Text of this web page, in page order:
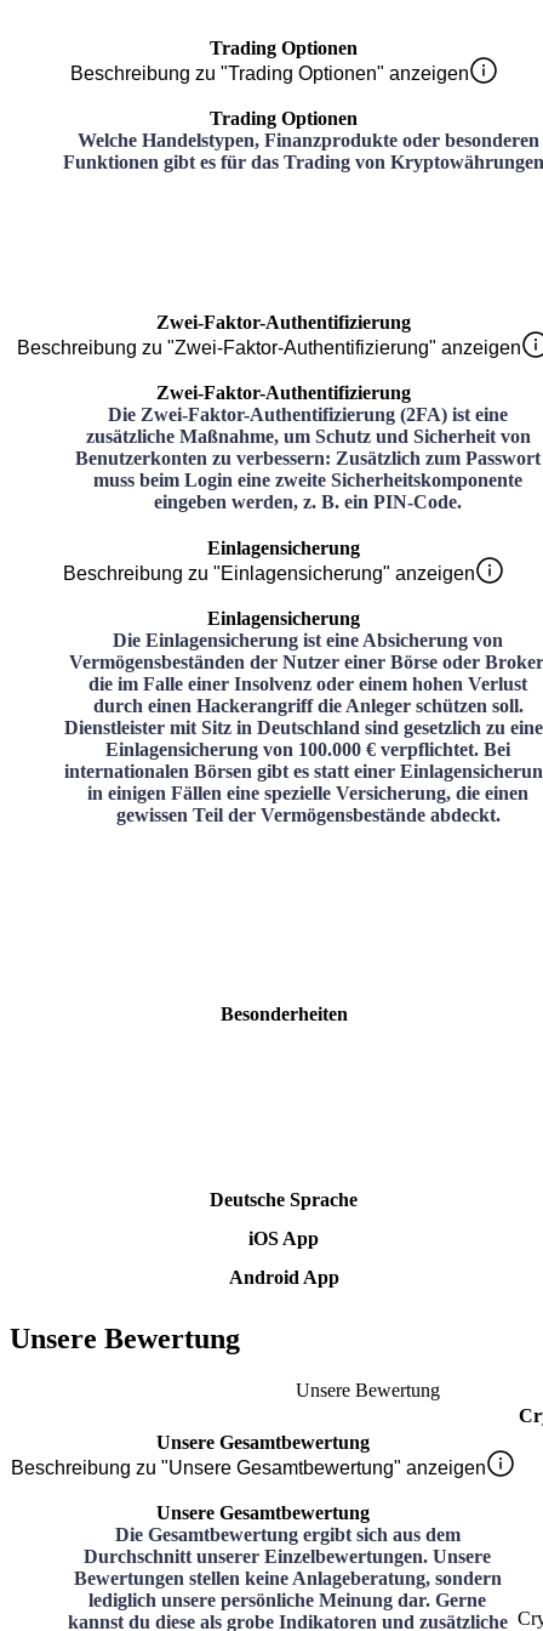
Trading Optionen
Beschreibung zu "Trading Optionen" anzeigen
Trading Optionen
Welche Handelstypen, Finanzprodukte oder besonderen
Funktionen gibt es für das Trading von
Zwei-Faktor-Authentifizierung
Beschreibung zu "Zwei-Faktor-Authentifizierung" anzeigen
Zwei-Faktor-Authentifizierung
Die Zwei-Faktor-Authentifizierung (2FA) ist eine
zusätzliche Maßnahme, um Schutz und Sicherheit von
Benutzerkonten zu verbessern: Zusätzlich zum Passwort
muss beim Login eine zweite Sicherheitskomponente
eingeben werden, z. B. ein PIN-Code.
Einlagensicherung
Beschreibung zu "Einlagensicherung" anzeigen
Einlagensicherung
Die Einlagensicherung ist eine Absicherung von
Vermögensbeständen der Nutzer einer Börse oder
die im Falle einer Insolvenz oder einem hohen Verlust
durch einen Hackerangriff die Anleger schützen soll.
Dienstleister mit Sitz in Deutschland sind gesetzlich zu
Einlagensicherung von 100.000 € verpflichtet. Bei
internationalen Börsen gibt es statt einer
in einigen Fällen eine spezielle Versicherung, die einen
gewissen Teil der Vermögensbestände abdeckt.
Besonderheiten
Deutsche Sprache
iOS App
Android App
Unsere Bewertung
Unsere Bewertung
Unsere Gesamtbewertung
Beschreibung zu "Unsere Gesamtbewertung" anzeigen
Unsere Gesamtbewertung
Die Gesamtbewertung ergibt sich aus dem
Durchschnitt unserer Einzelbewertungen. Unsere
Bewertungen stellen keine Anlageberatung, sondern
lediglich unsere persönliche Meinung dar. Gerne
kannst du diese als grobe Indikatoren und zusätzliche